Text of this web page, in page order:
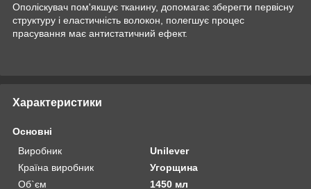
Ополіскувач пом'якшує тканину, допомагає зберегти первісну
структуру і еластичність волокон, полегшує процес
прасування має антистатичний ефект.
Характеристики
Основні
Виробник
Unilever
Країна виробник
Угорщина
Об`єм
1450 мл